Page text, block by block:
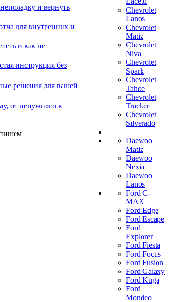
и вернуть
для внутренних и
и как не
инструкция без
решения для вашей
от ненужного к
Chevrolet
Lanos
Chevrolet
Matiz
Chevrolet
Niva
Chevrolet
Spark
Chevrolet
Tahoe
Chevrolet
Tracker
Chevrolet
Silverado
Daewoo
Matiz
Daewoo
Nexia
Daewoo
Lanos
Ford C-
MAX
Ford Edge
Ford Escape
Ford
Explorer
Ford Fiesta
Ford Focus
Ford Fusion
Ford Galaxy
Ford Kuga
Ford
Mondeo